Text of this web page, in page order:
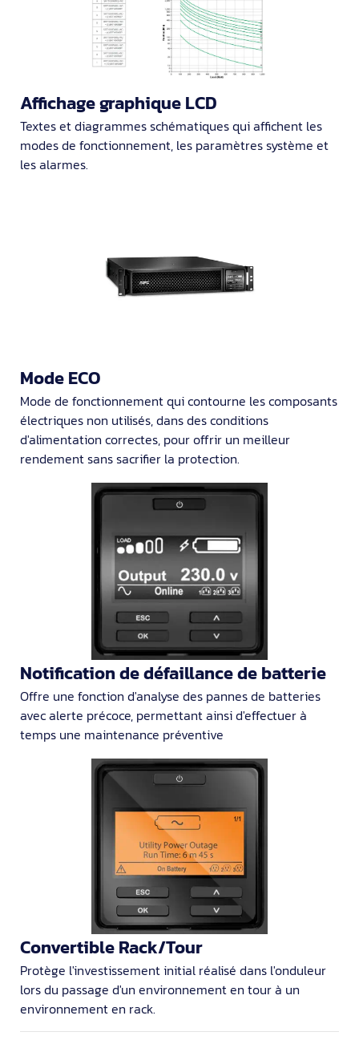
Affichage graphique LCD
Textes et diagrammes schématiques qui affichent les
modes de fonctionnement, les paramètres système et
les alarmes.
Mode ECO
Mode de fonctionnement qui contourne les composants
électriques non utilisés, dans des conditions
d'alimentation correctes, pour offrir un meilleur
rendement sans sacrifier la protection.
Notification de défaillance de batterie
Offre une fonction d'analyse des pannes de batteries
avec alerte précoce, permettant ainsi d'effectuer à
temps une maintenance préventive
Convertible Rack/Tour
Protège l'investissement initial réalisé dans l'onduleur
lors du passage d'un environnement en tour à un
environnement en rack.